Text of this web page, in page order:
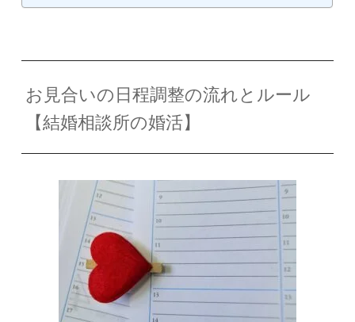
お見合いの日程調整の流れとルール
【結婚相談所の婚活】